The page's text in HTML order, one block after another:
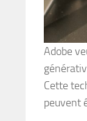
Adobe
Cette
peuvent